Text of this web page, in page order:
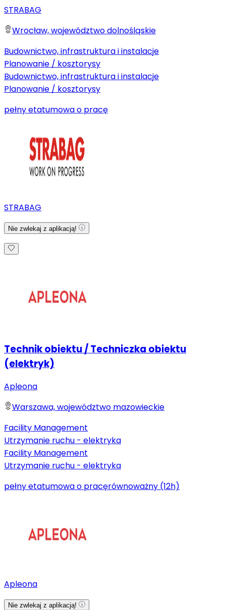
STRABAG
Wrocław, województwo dolnośląskie
Budownictwo, infrastruktura i instalacje
Planowanie / kosztorysy
Budownictwo, infrastruktura i instalacje
Planowanie / kosztorysy
pełny etatumowa o pracę
STRABAG
Nie zwlekaj z aplikacją!
Technik obiektu / Techniczka obiektu
(elektryk)
Apleona
Warszawa, województwo mazowieckie
Facility Management
Utrzymanie ruchu - elektryka
Facility Management
Utrzymanie ruchu - elektryka
pełny etatumowa o pracęrównoważny (12h)
Apleona
Nie zwlekaj z aplikacją!